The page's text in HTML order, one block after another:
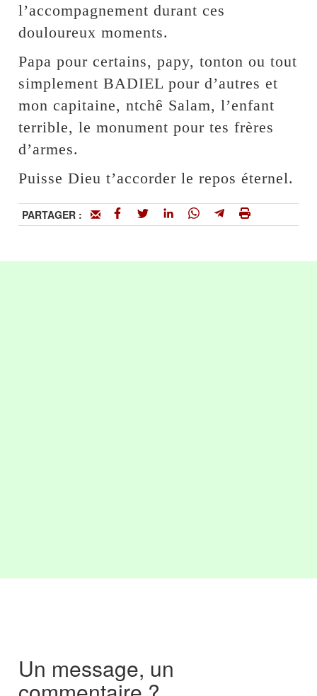
l’accompagnement durant ces
douloureux moments.
Papa pour certains, papy, tonton ou tout
simplement BADIEL pour d’autres et
mon capitaine, ntchê Salam, l’enfant
terrible, le monument pour tes frères
d’armes.
Puisse Dieu t’accorder le repos éternel.
PARTAGER :
Un message, un